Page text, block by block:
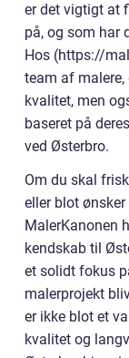
er det vigtigt at
på, og som har
Hos (https://
team af malere,
kvalitet, men
baseret på
ved Østerbro.
Om du skal
eller blot
MalerKanonen
kendskab til
et solidt fokus
malerprojekt
er ikke blot et
kvalitet og